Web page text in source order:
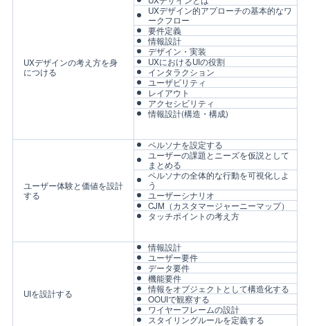
UXデザインの考え方を身
につける
UXデザイン的アプローチの基本的なワ
ークフロー
要件定義
情報設計
デザイン・実装
UXにおけるUIの役割
インタラクション
ユーザビリティ
レイアウト
アクセシビリティ
情報設計(構造・構成)
ユーザー体験と価値を設計
する
ペルソナを設定する
ユーザーの課題とニーズを仮説として
まとめる
ペルソナの全体的な行動を可視化しよ
う
ユーザーシナリオ
CJM（カスタマージャーニーマップ）
タッチポイントの考え方
UIを設計する
情報設計
ユーザー要件
データ要件
機能要件
情報をオブジェクトとして構造化する
OOUIで観察する
ワイヤーフレームの設計
スタイリングルールを定義する